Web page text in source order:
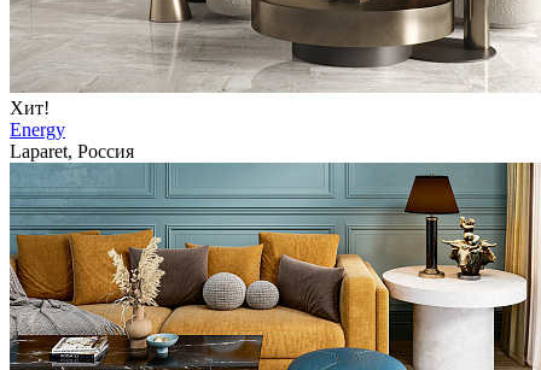
Хит!
Energy
Laparet, Россия